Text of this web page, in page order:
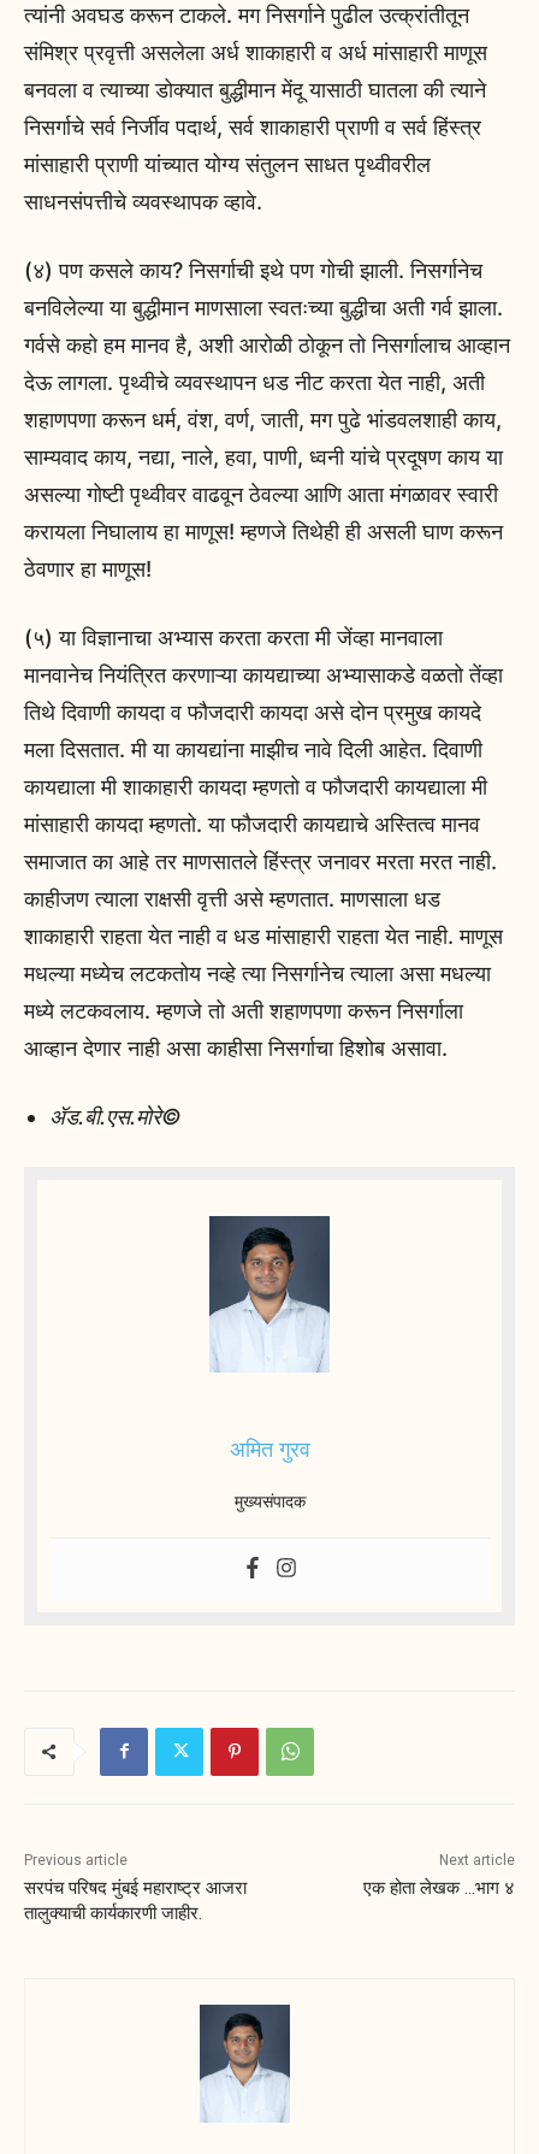
त्यांनी अवघड करून टाकले. मग निसर्गाने पुढील उत्क्रांतीतून
संमिश्र प्रवृत्ती असलेला अर्ध शाकाहारी व अर्ध मांसाहारी माणूस
बनवला व त्याच्या डोक्यात बुद्धीमान मेंदू यासाठी घातला की त्याने
निसर्गाचे सर्व निर्जीव पदार्थ, सर्व शाकाहारी प्राणी व सर्व हिंस्त्र
मांसाहारी प्राणी यांच्यात योग्य संतुलन साधत पृथ्वीवरील
साधनसंपत्तीचे व्यवस्थापक व्हावे.
(४) पण कसले काय? निसर्गाची इथे पण गोची झाली. निसर्गानेच
बनविलेल्या या बुद्धीमान माणसाला स्वतःच्या बुद्धीचा अती गर्व झाला.
गर्वसे कहो हम मानव है, अशी आरोळी ठोकून तो निसर्गालाच आव्हान
देऊ लागला. पृथ्वीचे व्यवस्थापन धड नीट करता येत नाही, अती
शहाणपणा करून धर्म, वंश, वर्ण, जाती, मग पुढे भांडवलशाही काय,
साम्यवाद काय, नद्या, नाले, हवा, पाणी, ध्वनी यांचे प्रदूषण काय या
असल्या गोष्टी पृथ्वीवर वाढवून ठेवल्या आणि आता मंगळावर स्वारी
करायला निघालाय हा माणूस! म्हणजे तिथेही ही असली घाण करून
ठेवणार हा माणूस!
(५) या विज्ञानाचा अभ्यास करता करता मी जेंव्हा मानवाला
मानवानेच नियंत्रित करणाऱ्या कायद्याच्या अभ्यासाकडे वळतो तेंव्हा
तिथे दिवाणी कायदा व फौजदारी कायदा असे दोन प्रमुख कायदे
मला दिसतात. मी या कायद्यांना माझीच नावे दिली आहेत. दिवाणी
कायद्याला मी शाकाहारी कायदा म्हणतो व फौजदारी कायद्याला मी
मांसाहारी कायदा म्हणतो. या फौजदारी कायद्याचे अस्तित्व मानव
समाजात का आहे तर माणसातले हिंस्त्र जनावर मरता मरत नाही.
काहीजण त्याला राक्षसी वृत्ती असे म्हणतात. माणसाला धड
शाकाहारी राहता येत नाही व धड मांसाहारी राहता येत नाही. माणूस
मधल्या मध्येच लटकतोय नव्हे त्या निसर्गानेच त्याला असा मधल्या
मध्ये लटकवलाय. म्हणजे तो अती शहाणपणा करून निसर्गाला
आव्हान देणार नाही असा काहीसा निसर्गाचा हिशोब असावा.
ॲड.बी.एस.मोरे©
अमित गुरव
मुख्यसंपादक
Previous article
सरपंच परिषद मुंबई महाराष्ट्र आजरा
तालुक्याची कार्यकारणी जाहीर.
Next article
एक होता लेखक …भाग ४